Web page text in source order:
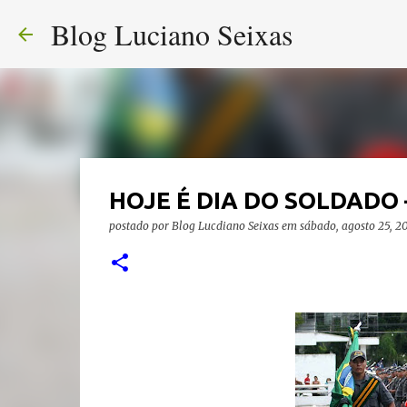
Blog Luciano Seixas
HOJE É DIA DO SOLDADO
postado por Blog Lucdiano Seixas em sábado, agosto 25,